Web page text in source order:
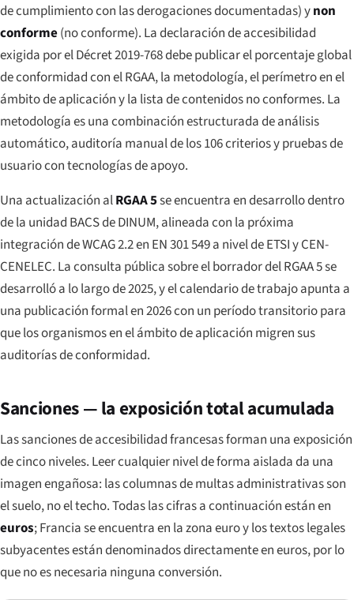
de cumplimiento con las derogaciones documentadas) ynon
conforme(no conforme). La declaración de accesibilidad
exigida por el Décret 2019-768 debe publicar el porcentaje global
de conformidad con el RGAA, la metodología, el perímetro en el
ámbito de aplicación y la lista de contenidos no conformes. La
metodología es una combinación estructurada de análisis
automático, auditoría manual de los 106 criterios y pruebas de
usuario con tecnologías de apoyo.
Una actualización alRGAA 5se encuentra en desarrollo dentro
de la unidad BACS de DINUM, alineada con la próxima
integración de WCAG 2.2 en EN 301 549 a nivel de ETSI y CEN-
CENELEC. La consulta pública sobre el borrador del RGAA 5 se
desarrolló a lo largo de 2025, y el calendario de trabajo apunta a
una publicación formal en 2026 con un período transitorio para
que los organismos en el ámbito de aplicación migren sus
auditorías de conformidad.
Sanciones — la exposición total acumulada
Las sanciones de accesibilidad francesas forman una exposición
de cinco niveles. Leer cualquier nivel de forma aislada da una
imagen engañosa: las columnas de multas administrativas son
el suelo, no el techo. Todas las cifras a continuación están en
euros; Francia se encuentra en la zona euro y los textos legales
subyacentes están denominados directamente en euros, por lo
que no es necesaria ninguna conversión.